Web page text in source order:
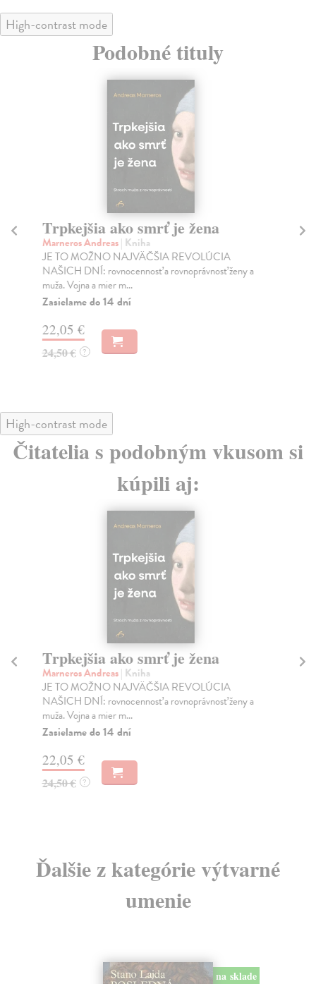
High-contrast mode
Podobné tituly
Trpkejšia ako smrť je žena
Marneros Andreas| Kniha
JE TO MOŽNO NAJVÄČŠIA REVOLÚCIA
NAŠICH DNÍ: rovnocennosť a rovnoprávnosť ženy a
muža. Vojna a mier m...
Zasielame do 14 dní
22,05 €
24,50 € ?
High-contrast mode
Čitatelia s podobným vkusom si
kúpili aj:
Trpkejšia ako smrť je žena
Marneros Andreas| Kniha
JE TO MOŽNO NAJVÄČŠIA REVOLÚCIA
NAŠICH DNÍ: rovnocennosť a rovnoprávnosť ženy a
muža. Vojna a mier m...
Zasielame do 14 dní
22,05 €
24,50 € ?
Ďalšie z kategórie výtvarné
umenie
na sklade